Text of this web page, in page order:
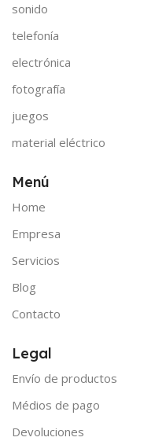
sonido
telefonía
electrónica
fotografía
juegos
material eléctrico
Menú
Home
Empresa
Servicios
Blog
Contacto
Legal
Envío de productos
Médios de pago
Devoluciones